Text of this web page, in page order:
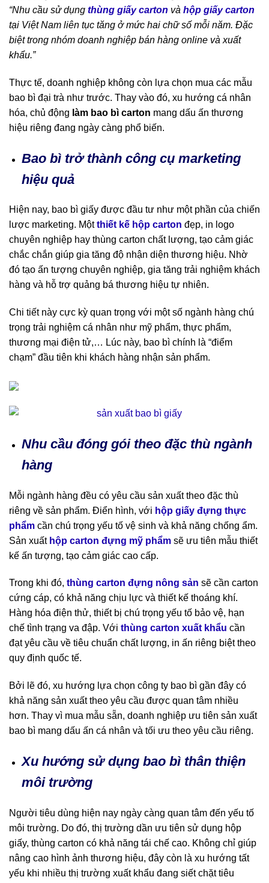
“Nhu cầu sử dụng thùng giấy carton và hộp giấy carton
tại Việt Nam liên tục tăng ở mức hai chữ số mỗi năm. Đặc
biệt trong nhóm doanh nghiệp bán hàng online và xuất
khẩu.”
Thực tế, doanh nghiệp không còn lựa chọn mua các mẫu
bao bì đại trà như trước. Thay vào đó, xu hướng cá nhân
hóa, chủ động làm bao bì carton mang dấu ấn thương
hiệu riêng đang ngày càng phổ biến.
Bao bì trở thành công cụ marketing
hiệu quả
Hiện nay, bao bì giấy được đầu tư như một phần của chiến
lược marketing. Mộtthiết kế hộp carton đẹp, in logo
chuyên nghiệp hay thùng carton chất lượng, tạo cảm giác
chắc chắn giúp gia tăng độ nhận diện thương hiệu. Nhờ
đó tạo ấn tượng chuyên nghiệp, gia tăng trải nghiệm khách
hàng và hỗ trợ quảng bá thương hiệu tự nhiên.
Chi tiết này cực kỳ quan trọng với một số ngành hàng chú
trọng trải nghiệm cá nhân như mỹ phẩm, thực phẩm,
thương mại điện tử,… Lúc này, bao bì chính là “điểm
chạm” đầu tiên khi khách hàng nhận sản phẩm.
Nhu cầu đóng gói theo đặc thù ngành
hàng
Mỗi ngành hàng đều có yêu cầu sản xuất theo đặc thù
riêng về sản phẩm. Điển hình, với hộp giấy đựng thực
phẩm cần chú trọng yếu tố vệ sinh và khả năng chống ẩm.
Sản xuất hộp carton đựng mỹ phẩm sẽ ưu tiên mẫu thiết
kế ấn tượng, tạo cảm giác cao cấp.
Trong khi đó, thùng carton đựng nông sản sẽ cần carton
cứng cáp, có khả năng chịu lực và thiết kế thoáng khí.
Hàng hóa điện thử, thiết bị chú trọng yếu tố bảo vệ, hạn
chế tình trạng va đập. Với thùng carton xuất khẩu cần
đạt yêu cầu về tiêu chuẩn chất lượng, in ấn riêng biệt theo
quy định quốc tế.
Bởi lẽ đó, xu hướng lựa chọn công ty bao bì gần đây có
khả năng sản xuất theo yêu cầu được quan tâm nhiều
hơn. Thay vì mua mẫu sẵn, doanh nghiệp ưu tiên sản xuất
bao bì mang dấu ấn cá nhân và tối ưu theo yêu cầu riêng.
Xu hướng sử dụng bao bì thân thiện
môi trường
Người tiêu dùng hiện nay ngày càng quan tâm đến yếu tố
môi trường. Do đó, thị trường dần ưu tiên sử dụng hộp
giấy, thùng carton có khả năng tái chế cao. Không chỉ giúp
nâng cao hình ảnh thương hiệu, đây còn là xu hướng tất
yếu khi nhiều thị trường xuất khẩu đang siết chặt tiêu